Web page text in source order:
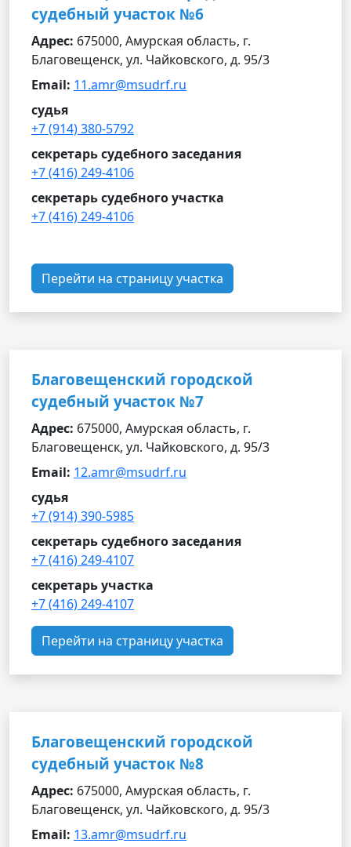
судебный участок №6
Адрес: 675000, Амурская область, г.
Благовещенск, ул. Чайковского, д. 95/3
Email: 11.amr@msudrf.ru
судья
+7 (914) 380-5792
секретарь судебного заседания
+7 (416) 249-4106
секретарь судебного участка
+7 (416) 249-4106
Перейти на страницу участка
Благовещенский городской
судебный участок №7
Адрес: 675000, Амурская область, г.
Благовещенск, ул. Чайковского, д. 95/3
Email: 12.amr@msudrf.ru
судья
+7 (914) 390-5985
секретарь судебного заседания
+7 (416) 249-4107
секретарь участка
+7 (416) 249-4107
Перейти на страницу участка
Благовещенский городской
судебный участок №8
Адрес: 675000, Амурская область, г.
Благовещенск, ул. Чайковского, д. 95/3
Email: 13.amr@msudrf.ru